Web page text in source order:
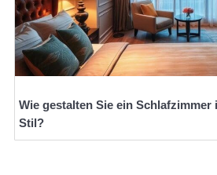
Wie gestalten Sie ein
Stil?